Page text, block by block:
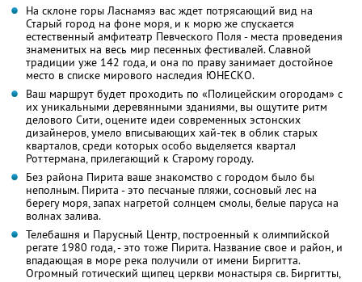
На склоне горы Ласнамяэ вас ждет потрясающий вид на
Старый город на фоне моря, и к морю же спускается
естественный амфитеатр Певческого Поля - места проведения
знаменитых на весь мир песенных фестивалей. Славной
традиции уже 142 года, и она по праву занимает достойное
место в списке мирового наследия ЮНЕСКО.
Ваш маршрут будет проходить по «Полицейским огородам» с
их уникальными деревянными зданиями, вы ощутите ритм
делового Сити, оцените идеи современных эстонских
дизайнеров, умело вписывающих хай-тек в облик старых
кварталов, среди которых особо выделяется квартал
Роттермана, прилегающий к Старому городу.
Без района Пирита ваше знакомство с городом было бы
неполным. Пирита - это песчаные пляжи, сосновый лес на
берегу моря, запах нагретой солнцем смолы, белые паруса на
волнах залива.
Телебашня и Парусный Центр, построенный к олимпийской
регате 1980 года, - это тоже Пирита. Название свое и район, и
впадающая в море река получили от имени Биргитта.
Огромный готический щипец церкви монастыря св. Биргитты,